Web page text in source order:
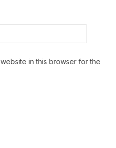
in this browser for the